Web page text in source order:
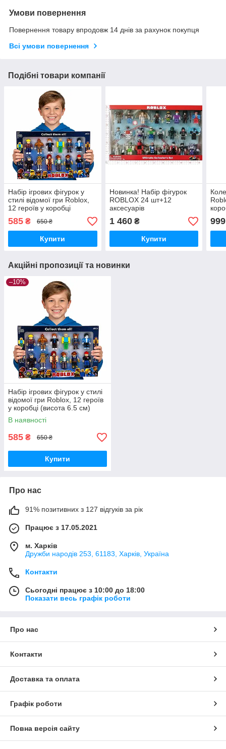
Умови повернення
Повернення товару впродовж 14 днів за рахунок покупця
Всі умови повернення
Подібні товари компанії
Набір ігрових фігурок у
стилі відомої гри Roblox,
12 героїв у коробці
(висота 6.5 см)
585 ₴ 650 ₴
Купити
Новинка! Набір фігурок
ROBLOX 24 шт+12
аксесуарів
1 460₴
Купити
999
Акційні пропозиції та новинки
–10%
Набір ігрових фігурок у стилі
відомої гри Roblox, 12 героїв
у коробці (висота 6.5 см)
В наявності
585 ₴ 650 ₴
Купити
Про нас
91% позитивних з 127 відгуків за рік
Працює з 17.05.2021
м. Харків
Дружби народів 253, 61183, Харків, Україна
Контакти
Сьогодні працює з 10:00 до 18:00
Показати весь графік роботи
Про нас
Контакти
Доставка та оплата
Графік роботи
Повна версія сайту